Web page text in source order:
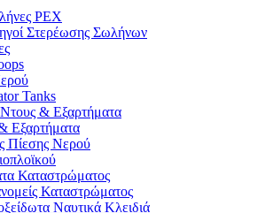
PEX
Στερέωσης Σωλήνων
Tanks
& Εξαρτήματα
Εξαρτήματα
Πίεσης Νερού
Καταστρώματος
Καταστρώματος
Ναυτικά Κλειδιά